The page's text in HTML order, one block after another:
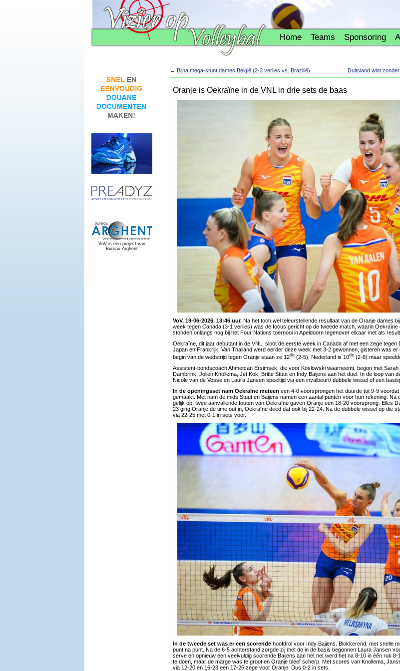
Home Teams Sponsoring
VoV is een project van
Bureau Arghent
← Bijna mega-stunt dames België (2-3 verlies vs. Brazilië) Duitsland wint
Oranje is Oekraïne in de VNL in drie sets de baas
VoV, 19-06-2026. 13:46 uur. Na het toch wel teleurstellende resultaat van de Oranje dames
week tegen Canada (3-1 verlies) was de focus gericht op de tweede match, waarin Oekraïne
stonden onlangs nog bij het Four Nations toernooi in Apeldoorn tegenover elkaar met als
Oekraïne, dit jaar debutant in de VNL, sloot de eerste week in Canada af met een zege tegen
Japan en Frankrijk. Van Thailand werd eerder deze week met 3-2 gewonnen, gisteren was er
begin van de wedstrijd tegen Oranje staan ze 12de (2-5), Nederland is 10de (2-6) maar
Assistent-bondscoach Ahmetcan Ersimsek, die voor Koslowski waarneemt, begon met Sarah
Dambrink, Jolien Knollema, Jet Kok, Britte Stuut en Indy Baijens aan het duel. In de loop van
Nicole van de Vosse en Laura Jansen speeltijd via een invalbeurt/ dubbele wissel of een
In de openingsset nam Oekraïne meteen een 4-0 voorsprongen het duurde tot 9-9
gemaakt. Met nam de mids Stuut en Baijens namen een aantal punten voor hun rekening. Na
gelijk op, twee aanvallende fouten van Oekraïne gaven Oranje een 18-20 voorsprong. Elles
23 ging Oranje de time out in, Oekraïne deed dat ook bij 22-24. Na de dubbele wissel op die
via 22-25 met 0-1 in sets voor.
In de tweede set was er een scorende hoofdrol voor Indy Baijens. Blokkerend, met snelle
punt na punt. Na de 6-5 achterstand zorgde zij met de in de basis begonnen Laura Jansen
serve en opnieuw een veelvuldig scorende Baijens aan het net werd het na 8-10 in één ruk
te doen, maar de marge was te groot en Oranje bleef scherp. Met scores van Knollema,
via 12-20 en 16-23 een 17-25 zege voor Oranje. Dus 0-2 in sets.